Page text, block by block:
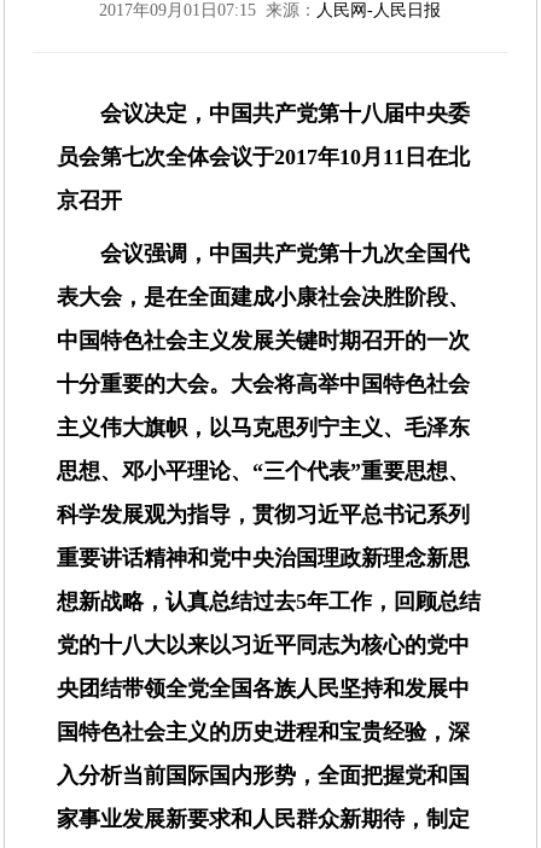
2017年09月01日07:15 来源： 人民网-人民日报
会议决定，中国共产党第十八届中央委
员会第七次全体会议于2017年10月11日在北
京召开
会议强调，中国共产党第十九次全国代
表大会，是在全面建成小康社会决胜阶段、
中国特色社会主义发展关键时期召开的一次
十分重要的大会。大会将高举中国特色社会
主义伟大旗帜，以马克思列宁主义、毛泽东
思想、邓小平理论、“三个代表”重要思想、
科学发展观为指导，贯彻习近平总书记系列
重要讲话精神和党中央治国理政新理念新思
想新战略，认真总结过去5年工作，回顾总结
党的十八大以来以习近平同志为核心的党中
央团结带领全党全国各族人民坚持和发展中
国特色社会主义的历史进程和宝贵经验，深
入分析当前国际国内形势，全面把握党和国
家事业发展新要求和人民群众新期待，制定